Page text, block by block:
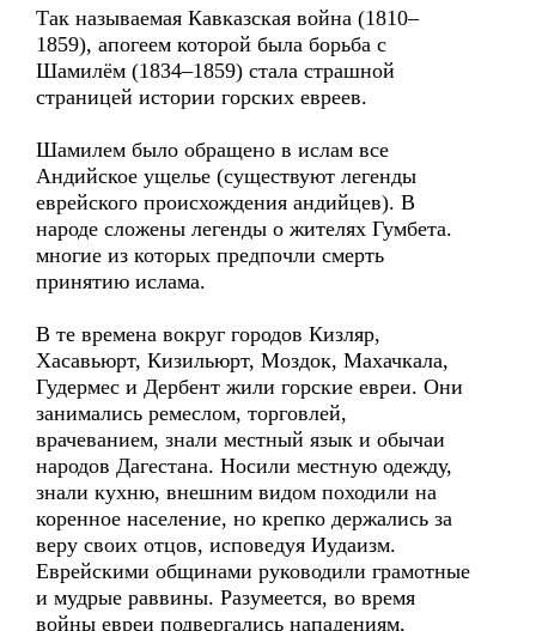
Так называемая Кавказская война (1810–
1859), апогеем которой была борьба с
Шамилём (1834–1859) стала страшной
страницей истории горских евреев.
Шамилем было обращено в ислам все
Андийское ущелье (существуют легенды
еврейского происхождения андийцев). В
народе сложены легенды о жителях Гумбета.
многие из которых предпочли смерть
принятию ислама.
В те времена вокруг городов Кизляр,
Хасавьюрт, Кизильюрт, Моздок, Махачкала,
Гудермес и Дербент жили горские евреи. Они
занимались ремеслом, торговлей,
врачеванием, знали местный язык и обычаи
народов Дагестана. Носили местную одежду,
знали кухню, внешним видом походили на
коренное население, но крепко держались за
веру своих отцов, исповедуя Иудаизм.
Еврейскими общинами руководили грамотные
и мудрые раввины. Разумеется, во время
войны евреи подвергались нападениям,